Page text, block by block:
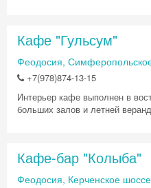
Кафе "Гульсум"
Феодосия,
+7(978)874-13-15
Интерьер кафе выполнен в
больших залов и летней
Кафе-бар "Колыба"
Феодосия, Керченское шоссе